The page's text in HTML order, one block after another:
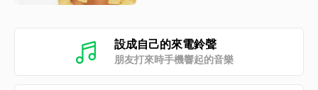
設成自己的來電鈴聲
朋友打來時手機響起的音樂